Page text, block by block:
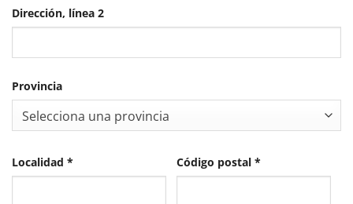
Dirección, línea 2
Provincia
Selecciona una provincia
Localidad * Código postal *